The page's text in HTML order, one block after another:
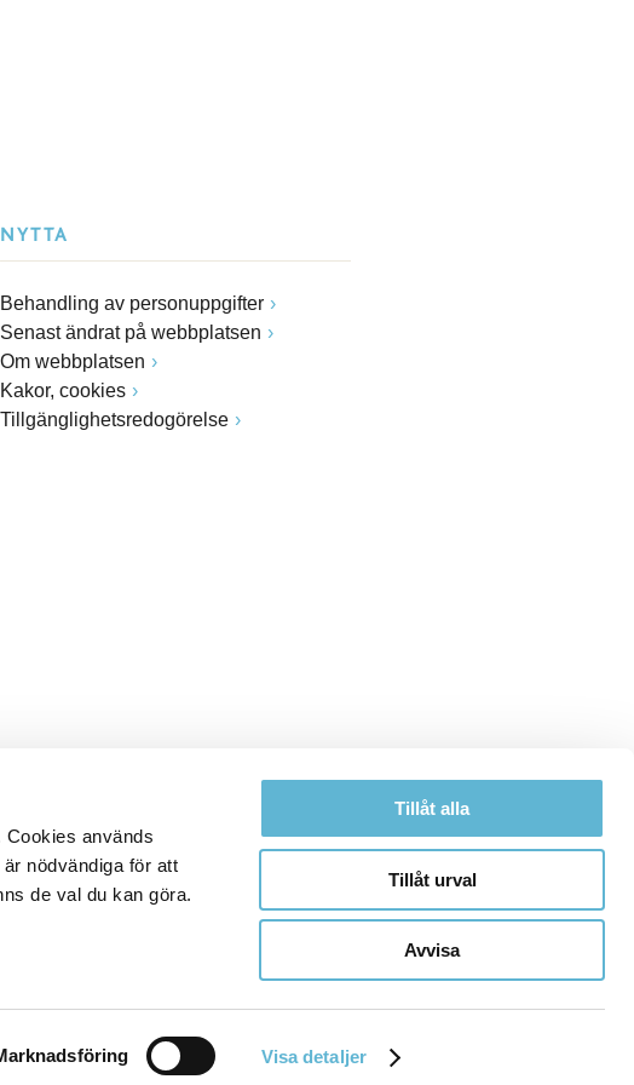
används
nödvändiga för att
de val du kan göra.
Visa detaljer
Tillåt alla
Tillåt urval
Avvisa
NYTTA
Behandling av personuppgifter
Senast ändrat på webbplatsen
Om webbplatsen
Kakor, cookies
Tillgänglighetsredogörelse